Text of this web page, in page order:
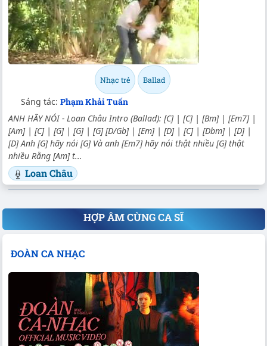
Nhạc trẻ Ballad
Sáng tác: Phạm Khải Tuấn
ANH HÃY NÓI - Loan Châu Intro (Ballad): [C] | [C] | [Bm] | [Em7] |
[Am] | [C] | [G] | [G] | [G] [D/Gb] | [Em] | [D] | [C] | [Dbm] | [D] |
[D] Anh [G] hãy nói [G] Và anh [Em7] hãy nói thật nhiều [G] thật
nhiều Rằng [Am] t...
Loan Châu
HỢP ÂM CÙNG CA SĨ
ĐOÀN CA NHẠC